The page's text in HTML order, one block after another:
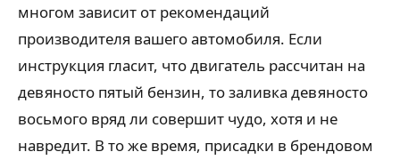
многом зависит от рекомендаций
производителя вашего автомобиля. Если
инструкция гласит, что двигатель рассчитан на
девяносто пятый бензин, то заливка девяносто
восьмого вряд ли совершит чудо, хотя и не
навредит. В то же время, присадки в брендовом